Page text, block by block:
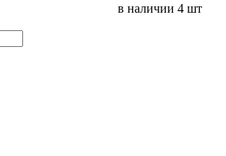
в наличии 4 шт